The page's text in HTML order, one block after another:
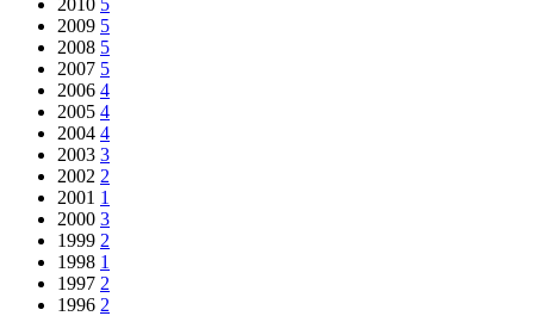
2010 5
2009 5
2008 5
2007 5
2006 4
2005 4
2004 4
2003 3
2002 2
2001 1
2000 3
1999 2
1998 1
1997 2
1996 2